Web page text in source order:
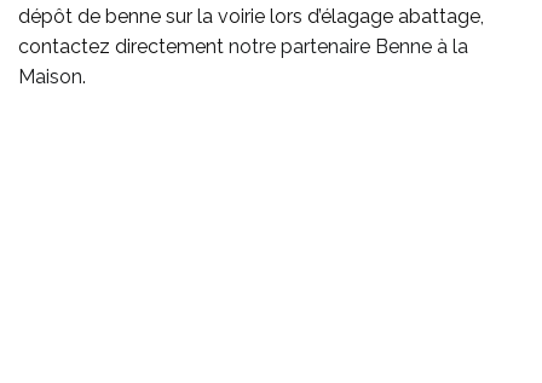
dépôt de benne sur la voirie lors d’élagage abattage,
contactez directement notre partenaire Benne à la
Maison.